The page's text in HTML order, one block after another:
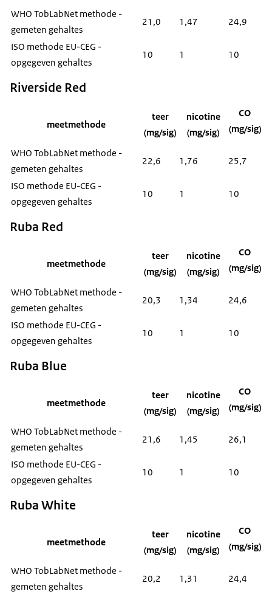
WHO TobLabNet methode -
gemeten gehaltes
21,0 1,47 24,9
ISO methode EU-CEG -
opgegeven gehaltes
10 1 10
Riverside Red
meetmethode
teer
(mg/sig)
nicotine
(mg/sig)
CO
(mg/sig)
WHO TobLabNet methode -
gemeten gehaltes
22,6 1,76 25,7
ISO methode EU-CEG -
opgegeven gehaltes
10 1 10
Ruba Red
meetmethode
teer
(mg/sig)
nicotine
(mg/sig)
CO
(mg/sig)
WHO TobLabNet methode -
gemeten gehaltes
20,3 1,34 24,6
ISO methode EU-CEG -
opgegeven gehaltes
10 1 10
Ruba Blue
meetmethode
teer
(mg/sig)
nicotine
(mg/sig)
CO
(mg/sig)
WHO TobLabNet methode -
gemeten gehaltes
21,6 1,45 26,1
ISO methode EU-CEG -
opgegeven gehaltes
10 1 10
Ruba White
meetmethode
teer
(mg/sig)
nicotine
(mg/sig)
CO
(mg/sig)
WHO TobLabNet methode -
gemeten gehaltes
20,2 1,31 24,4